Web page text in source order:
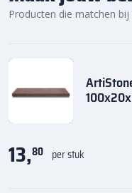
Producten die matchen
13,80 per stuk